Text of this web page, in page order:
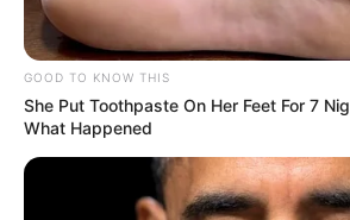
GOOD TO KNOW THIS
She Put Toothpaste On Her Feet For 7
What Happened